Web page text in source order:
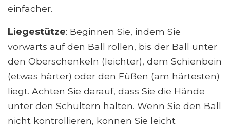
einfacher.
Liegestütze: Beginnen Sie, indem Sie
vorwärts auf den Ball rollen, bis der Ball unter
den Oberschenkeln (leichter), dem Schienbein
(etwas härter) oder den Füßen (am härtesten)
liegt. Achten Sie darauf, dass Sie die Hände
unter den Schultern halten. Wenn Sie den Ball
nicht kontrollieren, können Sie leicht